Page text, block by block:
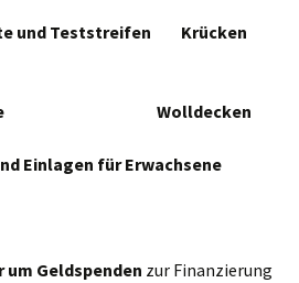
und Teststreifen Krücken
Wolldecken
Einlagen für Erwachsene
Geldspenden zur Finanzierung